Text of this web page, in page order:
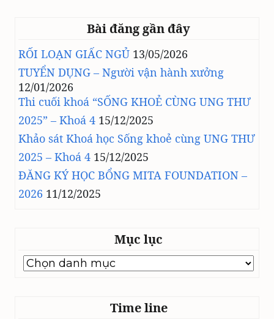
Bài đăng gần đây
RỐI LOẠN GIẤC NGỦ 13/05/2026
TUYỂN DỤNG – Người vận hành xưởng
12/01/2026
Thi cuối khoá “SỐNG KHOẺ CÙNG UNG THƯ
2025” – Khoá 4 15/12/2025
Khảo sát Khoá học Sống khoẻ cùng UNG THƯ
2025 – Khoá 4 15/12/2025
ĐĂNG KÝ HỌC BỔNG MITA FOUNDATION –
2026 11/12/2025
Mục lục
Mục
lục
Time line